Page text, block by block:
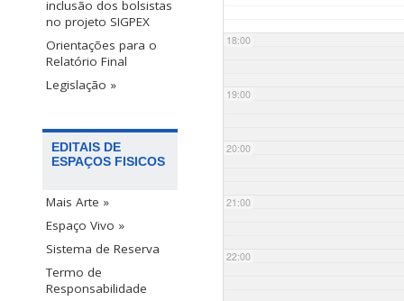
inclusão dos bolsistas
no projeto SIGPEX
Orientações para o
Relatório Final
Legislação »
EDITAIS DE
ESPAÇOS FISICOS
Mais Arte »
Espaço Vivo »
Sistema de Reserva
Termo de
Responsabilidade
18:00
19:00
20:00
21:00
22:00